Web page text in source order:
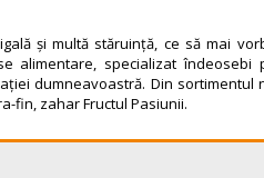
şi multă stăruinţă, ce să mai
alimentare, specializat
dumneavoastră. Din
fin, zahar Fructul Pasiunii.